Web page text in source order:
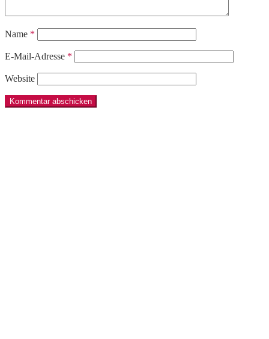
Name *
E-Mail-Adresse *
Website